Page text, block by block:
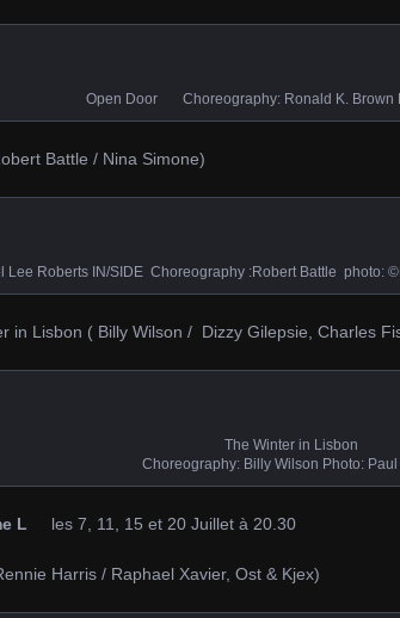
Open Door Choreography: Ronald K. Brown
Battle / Nina Simone)
Lee Roberts IN/SIDE Choreography :Robert Battle photo:
in Lisbon ( Billy Wilson / Dizzy Gilepsie, Charles
The Winter in Lisbon
Choreography: Billy Wilson Photo:
L les 7, 11, 15 et 20 Juillet à 20.30
Harris / Raphael Xavier, Ost & Kjex)